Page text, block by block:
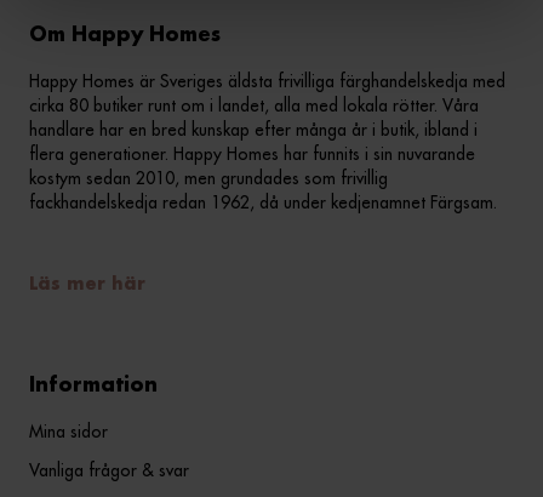
Om Happy Homes
Happy Homes är Sveriges äldsta frivilliga färghandelskedja med
cirka 80 butiker runt om i landet, alla med lokala rötter. Våra
handlare har en bred kunskap efter många år i butik, ibland i
flera generationer. Happy Homes har funnits i sin nuvarande
kostym sedan 2010, men grundades som frivillig
fackhandelskedja redan 1962, då under kedjenamnet Färgsam.
Läs mer här
Information
Mina sidor
Vanliga frågor & svar